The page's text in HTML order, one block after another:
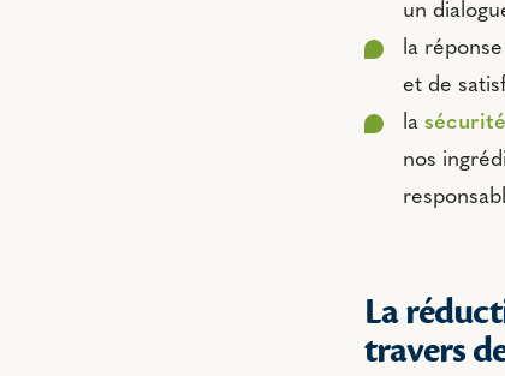
un
la
et de
la
nos
La
travers